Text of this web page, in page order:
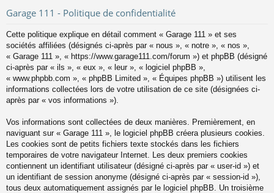
r
Garage 111 - Politique de confidentialité
Cette politique explique en détail comment « Garage 111 » et ses
sociétés affiliées (désignés ci-après par « nous », « notre », « nos »,
« Garage 111 », « https://www.garage111.com/forum ») et phpBB (désigné
ci-après par « ils », « eux », « leur », « logiciel phpBB »,
« www.phpbb.com », « phpBB Limited », « Équipes phpBB ») utilisent les
informations collectées lors de votre utilisation de ce site (désignées ci-
après par « vos informations »).
Vos informations sont collectées de deux manières. Premièrement, en
naviguant sur « Garage 111 », le logiciel phpBB créera plusieurs cookies.
Les cookies sont de petits fichiers texte stockés dans les fichiers
temporaires de votre navigateur Internet. Les deux premiers cookies
contiennent un identifiant utilisateur (désigné ci-après par « user-id ») et
un identifiant de session anonyme (désigné ci-après par « session-id »),
tous deux automatiquement assignés par le logiciel phpBB. Un troisième